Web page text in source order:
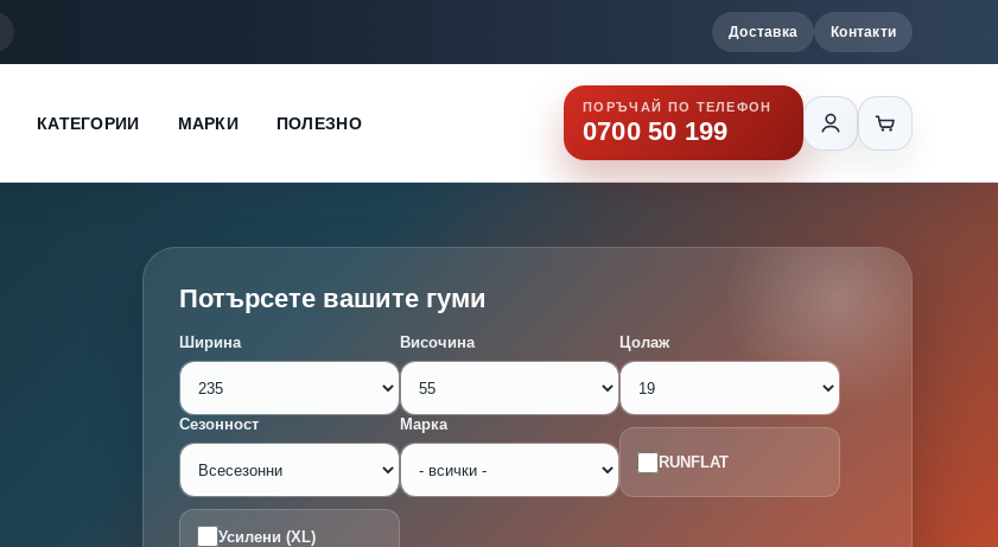
Доставка Контакти
КАТЕГОРИИ МАРКИ ПОЛЕЗНО
ПОРЪЧАЙ ПО ТЕЛЕФОН
0700 50 199
Потърсете вашите гуми
Ширина Височина Цолаж
Сезонност Марка
RUNFLAT
Усилени (XL)